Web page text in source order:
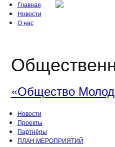
Главная
Новости
О нас
«Общество
Новости
Проекты
Партнёры
ПЛАН МЕРОПРИЯТИЙ